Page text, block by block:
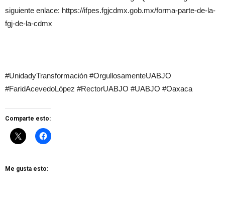
siguiente enlace: https://ifpes.fgjcdmx.gob.mx/forma-parte-de-la-
fgj-de-la-cdmx
#UnidadyTransformación #OrgullosamenteUABJO
#FaridAcevedoLópez #RectorUABJO #UABJO #Oaxaca
Comparte esto:
Me gusta esto: